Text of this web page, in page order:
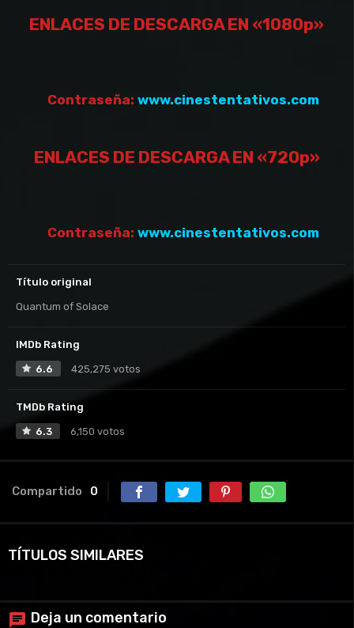
ENLACES DE DESCARGA EN «1080p»
Contraseña: www.cinestentativos.com
ENLACES DE DESCARGA EN «720p»
Contraseña: www.cinestentativos.com
Título original
Quantum of Solace
IMDb Rating
6.6 425,275 votos
TMDb Rating
6.3 6,150 votos
Compartido 0
TÍTULOS SIMILARES
Deja un comentario